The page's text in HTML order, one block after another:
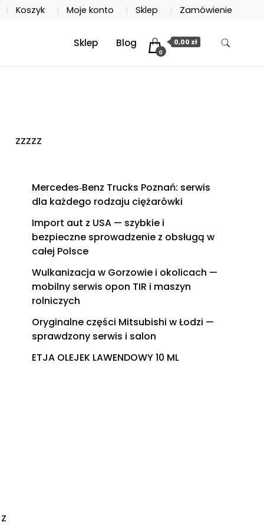
Koszyk Moje konto Sklep Zamówienie
Sklep Blog
0
0,00 zł
zzzzz
Mercedes‑Benz Trucks Poznań: serwis
dla każdego rodzaju ciężarówki
Import aut z USA — szybkie i
bezpieczne sprowadzenie z obsługą w
całej Polsce
Wulkanizacja w Gorzowie i okolicach —
mobilny serwis opon TIR i maszyn
rolniczych
Oryginalne części Mitsubishi w Łodzi —
sprawdzony serwis i salon
ETJA OLEJEK LAWENDOWY 10 ML